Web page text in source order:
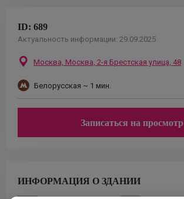
ID: 689
Актуальность информации: 29.09.2025
Москва, Москва, 2-я Брестская улица, 48
Белорусская ~ 1 мин.
Записаться на просмотр
ИНФОРМАЦИЯ О ЗДАНИИ